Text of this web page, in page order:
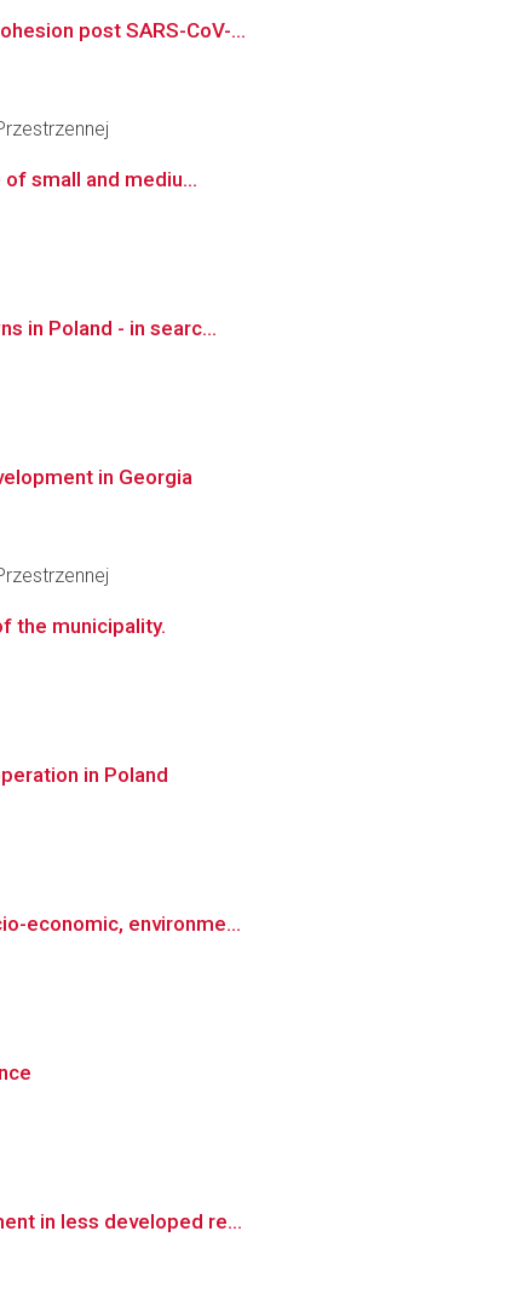
post SARS-CoV-...
small and mediu...
in Poland - in searc...
in Georgia
the municipality.
in Poland
economic, environme...
in less developed re...